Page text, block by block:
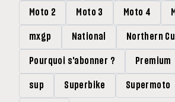
Moto 2 Moto 3 Moto 4
mxgp National Northern
Pourquoi s'abonner ? Premium
sup Superbike Supermoto